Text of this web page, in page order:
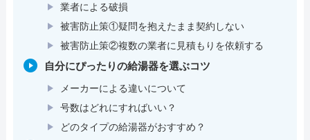
業者による破損
被害防止策①疑問を抱えたまま契約しない
被害防止策②複数の業者に見積もりを依頼する
自分にぴったりの給湯器を選ぶコツ
メーカーによる違いについて
号数はどれにすればいい？
どのタイプの給湯器がおすすめ？